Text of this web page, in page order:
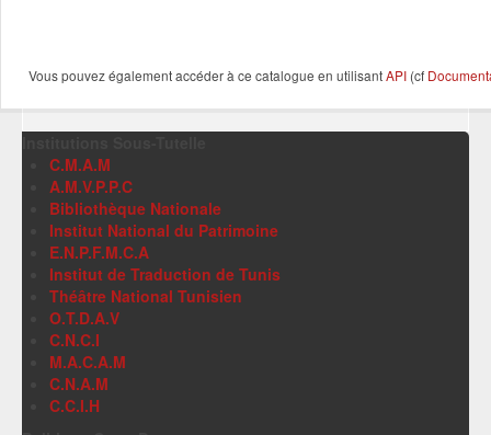
Vous pouvez également accéder à ce catalogue en utilisantAPI (cf
C.M.A.M
A.M.V.P.P.C
Bibliothèque Nationale
Institut National du Patrimoine
E.N.P.F.M.C.A
Institut de Traduction de Tunis
Théâtre National Tunisien
O.T.D.A.V
C.N.C.I
M.A.C.A.M
C.N.A.M
C.C.I.H